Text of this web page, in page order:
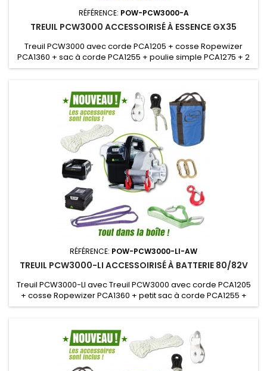
RÉFÉRENCE: POW-PCW3000-A
TREUIL PCW3000 ACCESSOIRISÉ À ESSENCE GX35
Treuil PCW3000 avec corde PCA1205 + cosse Ropewizer
PCA1360 + sac à corde PCA1255 + poulie simple PCA1275 + 2
mousquetons PCA1276 + crochet PCA1281 + elingue PCA1260
RÉFÉRENCE: POW-PCW3000-LI-AW
TREUIL PCW3000-LI ACCESSOIRISÉ À BATTERIE 80/82V
Treuil PCW3000-LI avec Treuil PCW3000 avec corde PCA1205
+ cosse Ropewizer PCA1360 + petit sac à corde PCA1255 +
poulie simple PCA1275 + 2 mousquetons PCA1276 + crochet
chargeur PCA0231